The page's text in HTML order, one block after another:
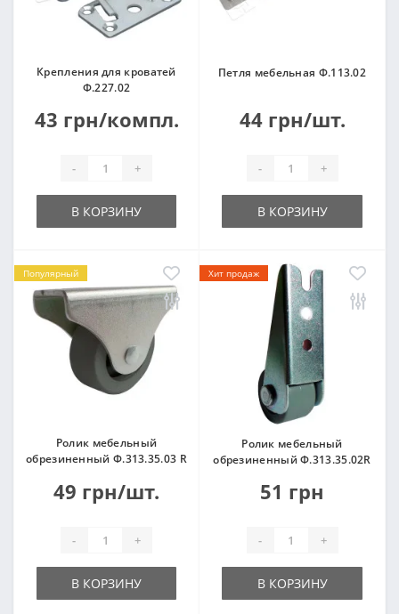
Крепления для кроватей
Ф.227.02
43 грн/компл.
- +
В КОРЗИНУ
Петля мебельная Ф.113.02
44 грн/шт.
- +
В КОРЗИНУ
Популярный
Ролик мебельный
обрезиненный Ф.313.35.03 R
49 грн/шт.
- +
В КОРЗИНУ
Хит продаж
Ролик мебельный
обрезиненный Ф.313.35.02R
51 грн
- +
В КОРЗИНУ